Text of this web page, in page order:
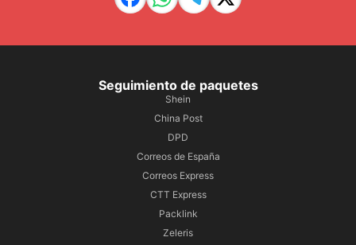
Seguimiento de paquetes
Shein
China Post
DPD
Correos de España
Correos Express
CTT Express
Packlink
Zeleris